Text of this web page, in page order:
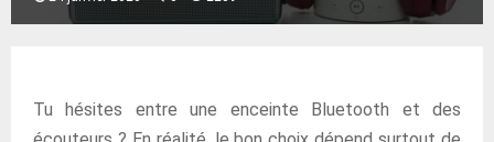
Tu hésites entre une enceinte Bluetooth et des